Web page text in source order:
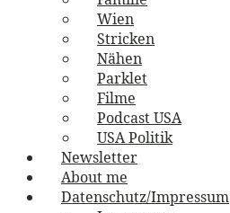
Wien
Stricken
Nähen
Parklet
Filme
Podcast USA
USA Politik
Newsletter
About me
Datenschutz/Impressum